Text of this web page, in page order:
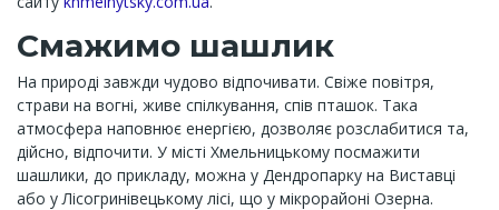
Смажимо шашлик
На природі завжди чудово відпочивати. Свіже повітря,
страви на вогні, живе спілкування, спів пташок. Така
атмосфера наповнює енергією, дозволяє розслабитися та,
дійсно, відпочити. У місті Хмельницькому посмажити
шашлики, до прикладу, можна у Дендропарку на Виставці
або у Лісогринівецькому лісі, що у мікрорайоні Озерна.